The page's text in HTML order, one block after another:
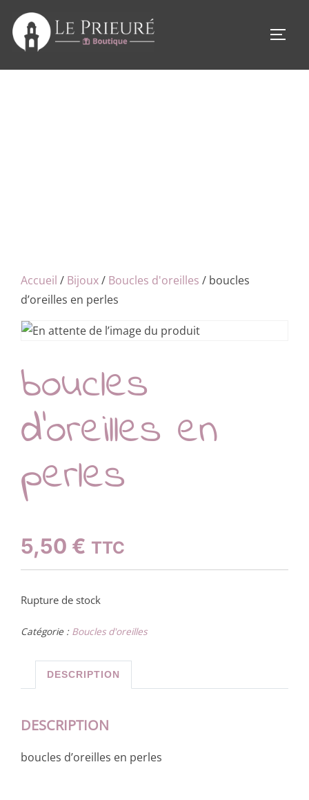
contenu
Accueil / Bijoux/ Boucles d'oreilles / boucles
d’oreilles en perles
boucles
d’oreilles en
perles
5,50 € TTC
Rupture de stock
Catégorie : Boucles d'oreilles
DESCRIPTION
DESCRIPTION
boucles d’oreilles en perles